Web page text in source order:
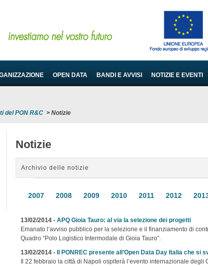
OPEN DATA BANDI E AVVISI NOTIZIE E EVENTI
del PON R&C > Notizie
Notizie
Archivio delle notizie
2007 2008 2009 2010 2011 2012
13/02/2014 - APQ Gioia Tauro: al via la selezione dei progetti
Emanato l’avviso pubblico per la selezione e il finanziamento di
Quadro “Polo Logistico Intermodale di Gioia Tauro”.
13/02/2014 - Il PONREC presente all’Open Data Day Italia che si
Il 22 febbraio la città di Napoli ospiterà l’evento internazionale